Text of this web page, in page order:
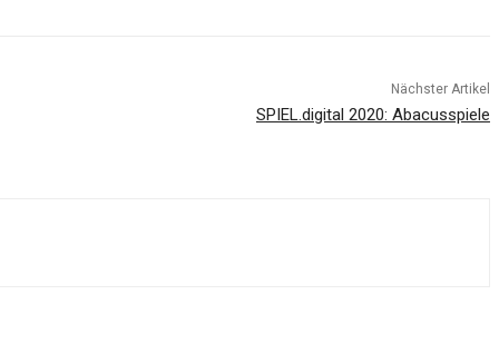
Nächster Artikel
SPIEL.digital 2020: Abacusspiele